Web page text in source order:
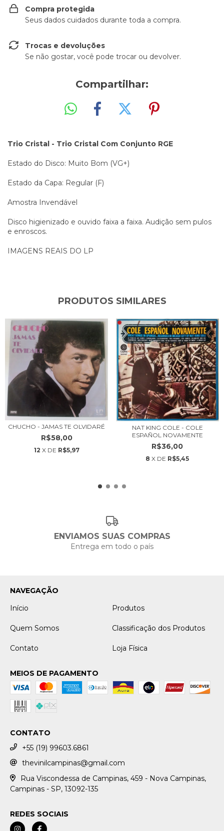
Compra protegida
Seus dados cuidados durante toda a compra.
Trocas e devoluções
Se não gostar, você pode trocar ou devolver.
Compartilhar:
Trio Cristal - Trio Cristal Com Conjunto RGE
Estado do Disco: Muito Bom (VG+)
Estado da Capa: Regular (F)
Amostra Invendável
Disco higienizado e ouvido faixa a faixa. Audição sem pulos
e enroscos.
IMAGENS REAIS DO LP
PRODUTOS SIMILARES
CHUCHO - JAMAS TE OLVIDARÉ
R$58,00
12 X DE R$5,97
NAT KING COLE - COLE
ESPAÑOL NOVAMENTE
R$36,00
8 X DE R$5,45
ENVIAMOS SUAS COMPRAS
Entrega em todo o país
NAVEGAÇÃO
Início
Produtos
Quem Somos Classificação dos Produtos
Contato Loja Física
MEIOS DE PAGAMENTO
CONTATO
+55 (19) 99603.6861
thevinilcampinas@gmail.com
Rua Viscondessa de Campinas, 459 - Nova Campinas,
Campinas - SP, 13092-135
REDES SOCIAIS